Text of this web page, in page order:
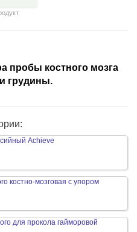
пробы костного мозга
грудины.
Achieve
костно-мозговая с упором
для прокола гайморовой